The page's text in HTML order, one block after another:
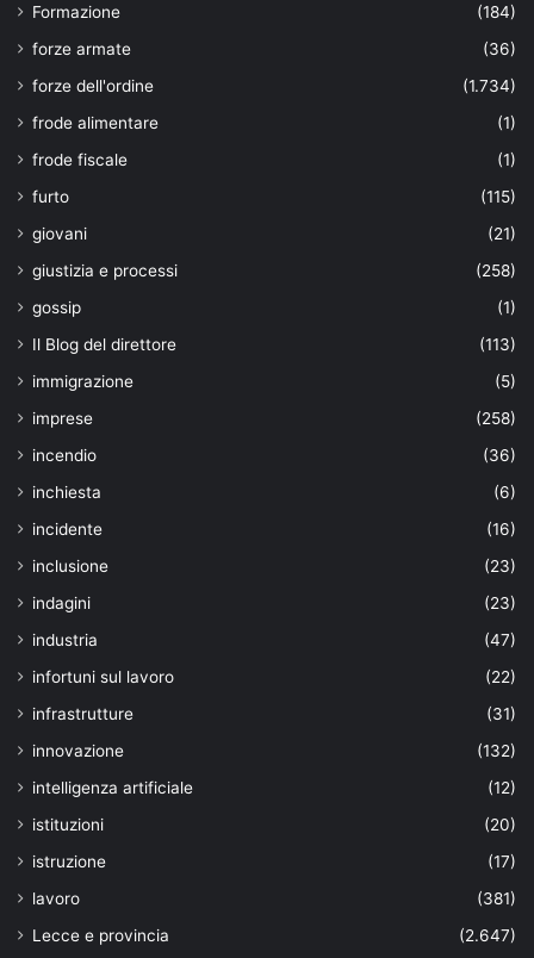
Formazione
(184)
forze armate
(36)
forze dell'ordine
(1.734)
frode alimentare
(1)
frode fiscale
(1)
furto
(115)
giovani
(21)
giustizia e processi
(258)
gossip
(1)
Il Blog del direttore
(113)
immigrazione
(5)
imprese
(258)
incendio
(36)
inchiesta
(6)
incidente
(16)
inclusione
(23)
indagini
(23)
industria
(47)
infortuni sul lavoro
(22)
infrastrutture
(31)
innovazione
(132)
intelligenza artificiale
(12)
istituzioni
(20)
istruzione
(17)
lavoro
(381)
Lecce e provincia
(2.647)